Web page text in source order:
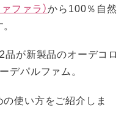
ファラ）から100％自然
が新製品のオーデコロ
デパルファム。
使い方をご紹介しま